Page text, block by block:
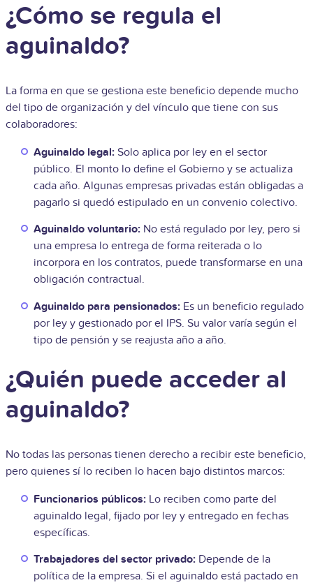
¿Cómo se regula el
aguinaldo?
La forma en que se gestiona este beneficio depende mucho
del tipo de organización y del vínculo que tiene con sus
colaboradores:
Aguinaldo legal: Solo aplica por ley en el sector
público. El monto lo define el Gobierno y se actualiza
cada año. Algunas empresas privadas están obligadas a
pagarlo si quedó estipulado en un convenio colectivo.
Aguinaldo voluntario: No está regulado por ley, pero si
una empresa lo entrega de forma reiterada o lo
incorpora en los contratos, puede transformarse en una
obligación contractual.
Aguinaldo para pensionados: Es un beneficio regulado
por ley y gestionado por el IPS. Su valor varía según el
tipo de pensión y se reajusta año a año.
¿Quién puede acceder al
aguinaldo?
No todas las personas tienen derecho a recibir este beneficio,
pero quienes sí lo reciben lo hacen bajo distintos marcos:
Funcionarios públicos: Lo reciben como parte del
aguinaldo legal, fijado por ley y entregado en fechas
específicas.
Trabajadores del sector privado: Depende de la
política de la empresa. Si el aguinaldo está pactado en